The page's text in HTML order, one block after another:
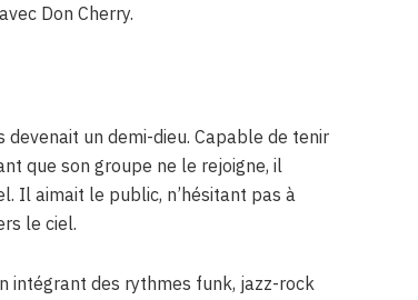
Don Cherry.
devenait un demi-dieu. Capable de tenir
que son groupe ne le rejoigne, il
Il aimait le public, n’hésitant pas à
le ciel.
intégrant des rythmes funk, jazz-rock